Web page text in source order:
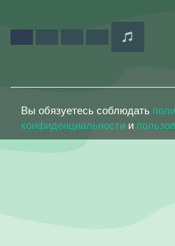
Вы обязуетесь соблюдать
конфиденциальности и